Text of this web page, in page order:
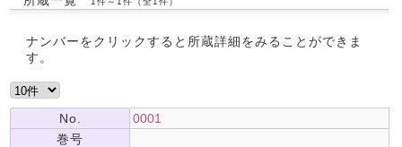
ナンバーをクリックすると所蔵詳細をみることができま
す。
No.
0001
巻号